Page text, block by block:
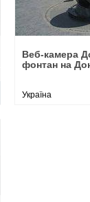
Веб-камера
фонтан на
Україна